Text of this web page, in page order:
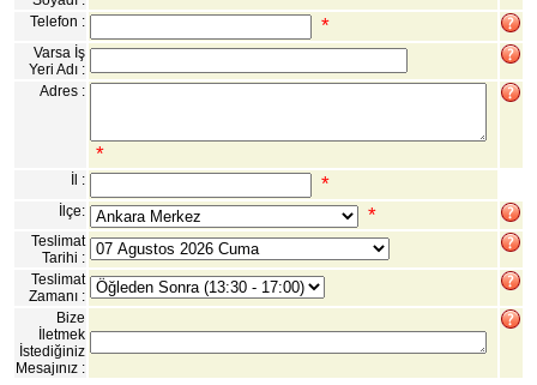
Telefon : *
Varsa İş
Yeri Adı :
Adres :
*
İl : *
İlçe: *
Teslimat
Tarihi :
Teslimat
Zamanı :
Bize
İletmek
İstediğiniz
Mesajınız :